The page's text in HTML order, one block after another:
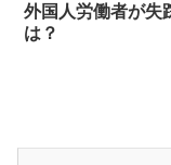
外国人労働者が失
は？